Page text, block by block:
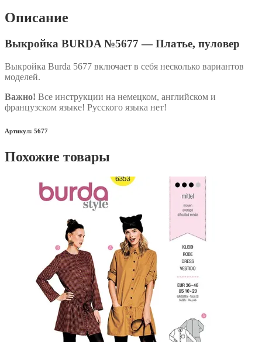
Описание
Выкройка BURDA №5677 — Платье, пуловер
Выкройка Burda 5677 включает в себя несколько вариантов
моделей.
Важно! Все инструкции на немецком, английском и
французском языке! Русского языка нет!
Артикул: 5677
Похожие товары